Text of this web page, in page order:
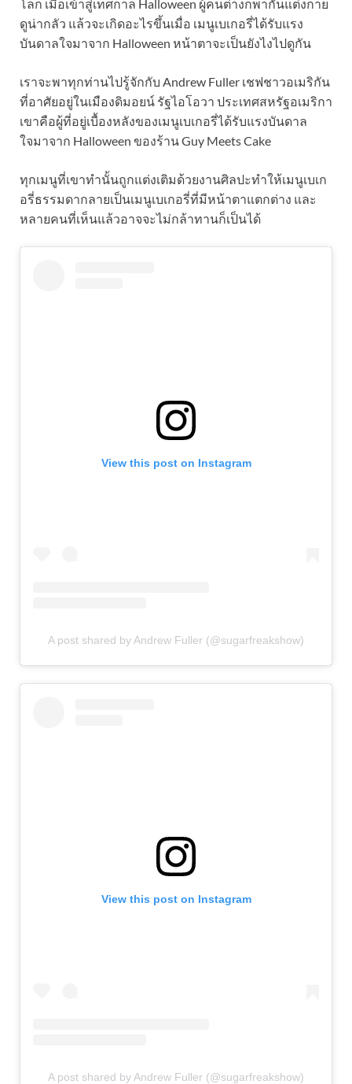
โลก เมื่อเข้าสู่เทศกาล Halloween ผู้คนต่างก็พากันแต่งกาย
ดูน่ากลัว แล้วจะเกิดอะไรขึ้นเมื่อ เมนูเบเกอรี่ได้รับแรง
บันดาลใจมาจาก Halloween หน้าตาจะเป็นยังไงไปดูกัน
เราจะพาทุกท่านไปรู้จักกับ Andrew Fuller เชฟชาวอเมริกัน
ที่อาศัยอยู่ในเมืองดิมอยน์ รัฐไอโอวา ประเทศสหรัฐอเมริกา
เขาคือผู้ที่อยู่เบื้องหลังของเมนูเบเกอรี่ได้รับแรงบันดาล
ใจมาจาก Halloween ของร้าน Guy Meets Cake
ทุกเมนูที่เขาทำนั้นถูกแต่งเติมด้วยงานศิลปะทำให้เมนูเบเก
อรี่ธรรมดากลายเป็นเมนูเบเกอรี่ที่มีหน้าตาแตกต่าง และ
หลายคนที่เห็นแล้วอาจจะไม่กล้าทานก็เป็นได้
View this post on Instagram
A post shared by Andrew Fuller (@sugarfreakshow)
View this post on Instagram
A post shared by Andrew Fuller (@sugarfreakshow)